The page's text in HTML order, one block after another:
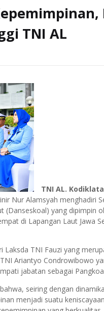
TNI AL
TNI AL.
Nur Alamsyah menghadiri
(Danseskoal) yang dipimpin
di Lapangan Laut Jawa
Laksda TNI Fauzi yang
Ariantyo Condrowibowo
jabatan sebagai
seiring dengan
menjadi suatu